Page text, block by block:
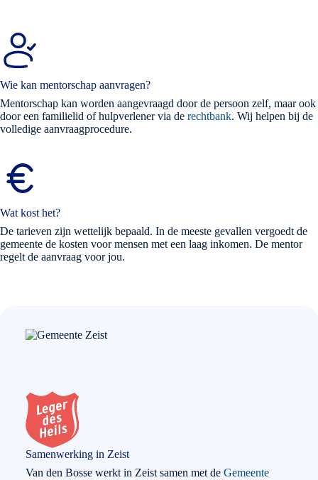
Wie kan mentorschap aanvragen?
Mentorschap kan worden aangevraagd door de persoon zelf, maar ook
door een familielid of hulpverlener via de rechtbank. Wij helpen bij de
volledige aanvraagprocedure.
Wat kost het?
De tarieven zijn wettelijk bepaald. In de meeste gevallen vergoedt de
gemeente de kosten voor mensen met een laag inkomen. De mentor
regelt de aanvraag voor jou.
Samenwerking in Zeist
Van den Bosse werkt in Zeist samen met de Gemeente